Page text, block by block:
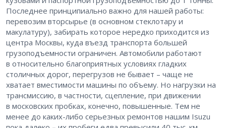
Последнее принципиально важно для нашей работы:
перевозим вторсырье (в основном стеклотару и
макулатуру), забирать которое нередко приходится из
центра Москвы, куда въезд транспорта большей
грузоподъемности ограничен. Автомобили работают
в относительно благоприятных условиях гладких
столичных дорог, перегрузов не бывает – чаще не
хватает вместимости машины по объему. Но нагрузки на
трансмиссию, в частности, сцепление, при движении
в московских пробках, конечно, повышенные. Тем не
менее до каких-либо серьезных ремонтов нашим Isuzu